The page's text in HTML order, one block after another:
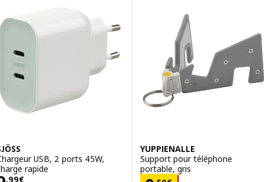
USB, 2 ports 45W,
rapide
,99€
YUPPIENALLE
Support pour téléphone
portable, gris